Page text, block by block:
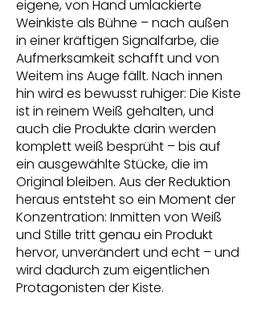
eigene, von Hand umlackierte
Weinkiste als Bühne – nach außen
in einer kräftigen Signalfarbe, die
Aufmerksamkeit schafft und von
Weitem ins Auge fällt. Nach innen
hin wird es bewusst ruhiger: Die Kiste
ist in reinem Weiß gehalten, und
auch die Produkte darin werden
komplett weiß besprüht – bis auf
ein ausgewählte Stücke, die im
Original bleiben. Aus der Reduktion
heraus entsteht so ein Moment der
Konzentration: Inmitten von Weiß
und Stille tritt genau ein Produkt
hervor, unverändert und echt – und
wird dadurch zum eigentlichen
Protagonisten der Kiste.